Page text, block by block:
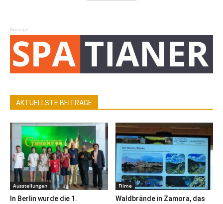
Anzeige
AKTUELLSTE BEITRÄGE
Ausstellungen
In Berlin wurde die 1.
Filme
Waldbrände in Zamora, das